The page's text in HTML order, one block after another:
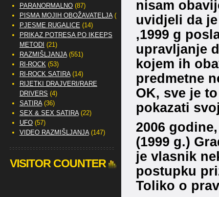
nisam
uvidjeli da
,1999 g
upravljanje
kojem ih
predmetne
OK, sve je
pokazati
2006
(1999 g.)
je vlasnik
postupku
Toliko o
PARANORMALNO(87)
PISMA MOJIH OBOŽAVATELJA(2)
PJESME RUGALICE (14)
PRIKAZ POTRESA PO IKEEPS
METODI (21)
RAZMIŠLJANJA(551)
RI-ROCK(53)
RI-ROCK SATIRA(14)
RIJETKI DRAJVERI/RARE
DRIVERS (4)
SATIRA(36)
SEX & SEX SATIRA(22)
UFO(57)
VIDEO RAZMIŠLJANJA(147)
VISITOR COUNTER